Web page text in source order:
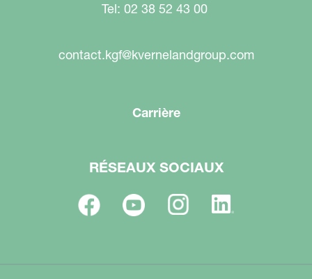
Tel: 02 38 52 43 00
contact.kgf@kvernelandgroup.com
Carrière
RÉSEAUX SOCIAUX